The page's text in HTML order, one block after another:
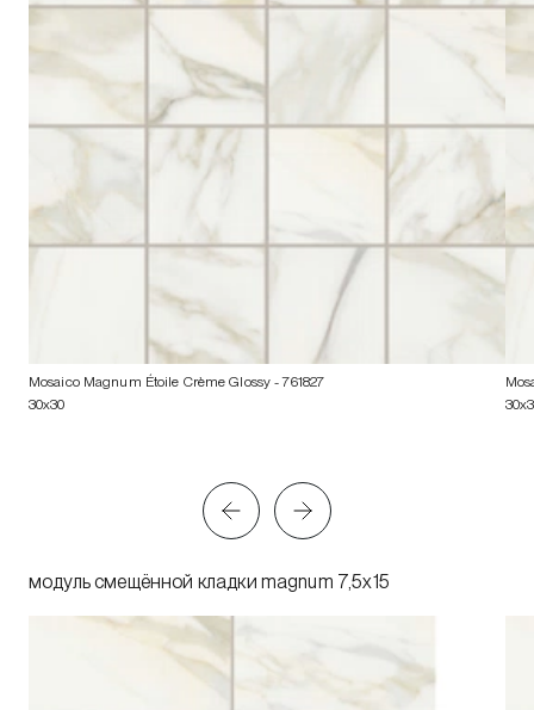
Mosaico Magnum Étoile Crème Glossy - 761827
30x30
модуль смещённой кладки magnum 7,5x15